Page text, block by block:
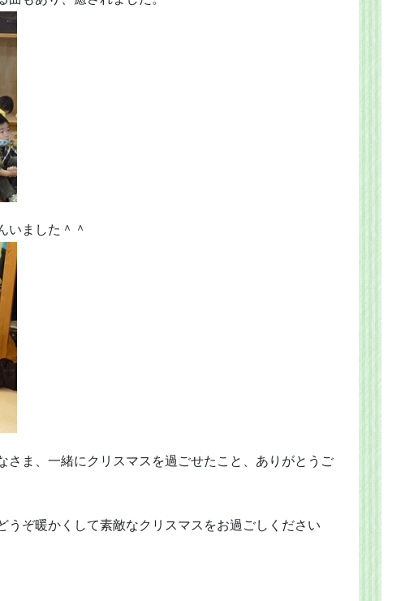
いました＾＾
さま、一緒にクリスマスを過ごせたこと、ありがとうご
うぞ暖かくして素敵なクリスマスをお過ごしください